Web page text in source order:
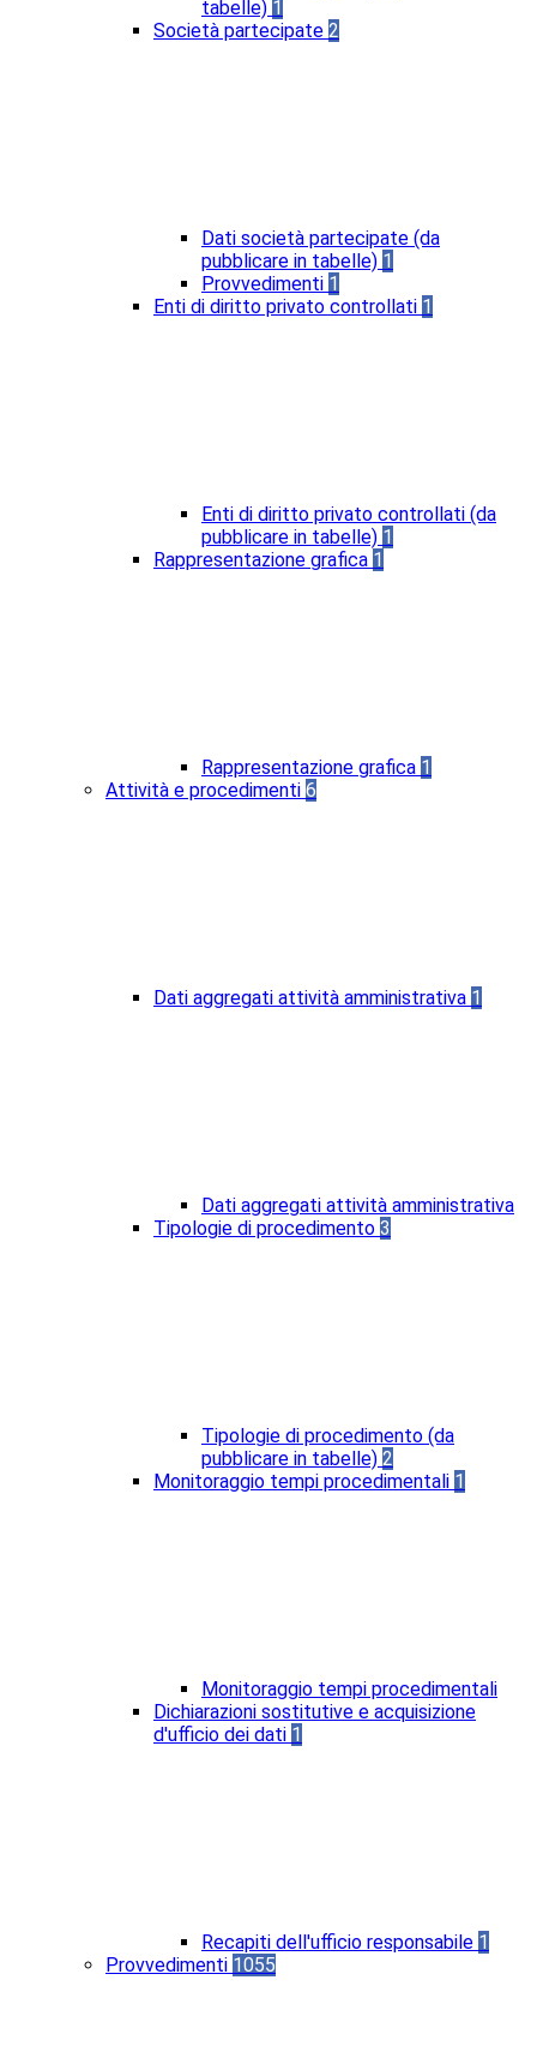
tabelle) 1
Società partecipate 2
Dati società partecipate (da
pubblicare in tabelle) 1
Provvedimenti 1
Enti di diritto privato controllati 1
Enti di diritto privato controllati (da
pubblicare in tabelle) 1
Rappresentazione grafica 1
Rappresentazione grafica 1
Attività e procedimenti 6
Dati aggregati attività amministrativa 1
Dati aggregati attività amministrativa
Tipologie di procedimento 3
Tipologie di procedimento (da
pubblicare in tabelle) 2
Monitoraggio tempi procedimentali 1
Monitoraggio tempi procedimentali
Dichiarazioni sostitutive e acquisizione
d'ufficio dei dati 1
Recapiti dell'ufficio responsabile 1
Provvedimenti 1055